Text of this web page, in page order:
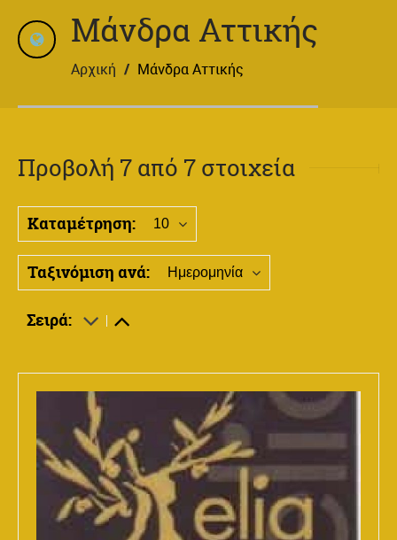
Μάνδρα Αττικής
Αρχική / Μάνδρα Αττικής
Προβολή 7 από 7 στοιχεία
Καταμέτρηση: 10
Ταξινόμιση ανά: Ημερομηνία
Σειρά: